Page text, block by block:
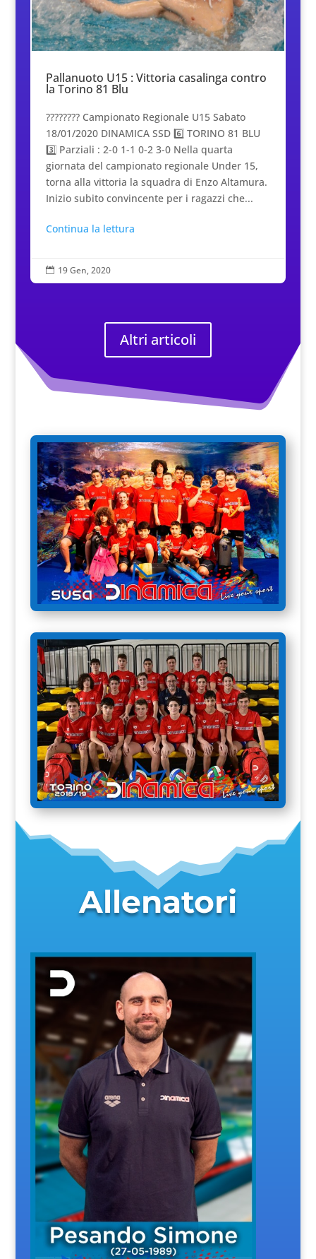
Pallanuoto U15 : Vittoria casalinga contro
la Torino 81 Blu
???????? Campionato Regionale U15 Sabato
18/01/2020 DINAMICA SSD 6️⃣ TORINO 81 BLU
3️⃣ Parziali : 2-0 1-1 0-2 3-0 Nella quarta
giornata del campionato regionale Under 15,
torna alla vittoria la squadra di Enzo Altamura.
Inizio subito convincente per i ragazzi che...
Continua la lettura
 19 Gen, 2020
Altri articoli
Allenatori